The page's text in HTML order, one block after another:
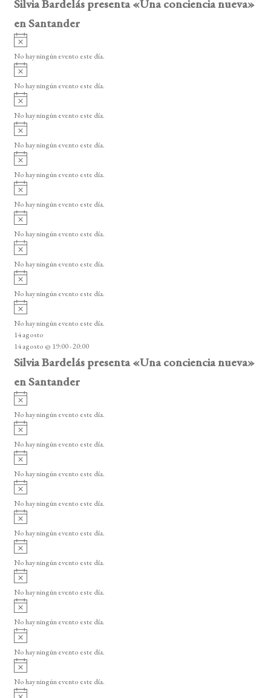
Silvia Bardelás presenta «Una conciencia nueva»
en Santander
A
v
i
o
No hay ningún evento este día.
A
v
i
o
No hay ningún evento este día.
A
v
i
o
No hay ningún evento este día.
A
v
i
o
No hay ningún evento este día.
A
v
i
o
No hay ningún evento este día.
A
v
i
o
No hay ningún evento este día.
A
v
i
o
No hay ningún evento este día.
A
v
i
o
No hay ningún evento este día.
A
v
i
o
No hay ningún evento este día.
A
v
i
s
o
No hay ningún evento este día.
14 agosto
14 agosto @ 19:00-20:00
Silvia Bardelás presenta «Una conciencia nueva»
en Santander
A
v
i
o
No hay ningún evento este día.
A
v
i
o
No hay ningún evento este día.
A
v
i
o
No hay ningún evento este día.
A
v
i
o
No hay ningún evento este día.
A
v
i
o
No hay ningún evento este día.
A
v
i
o
No hay ningún evento este día.
A
v
i
o
No hay ningún evento este día.
A
v
i
o
No hay ningún evento este día.
A
v
i
o
No hay ningún evento este día.
A
v
i
No hay ningún evento este día.
A